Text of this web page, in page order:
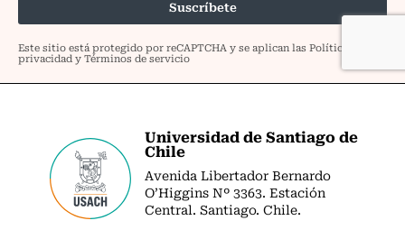
Universidad de Santiago de
Chile
Avenida Libertador Bernardo
O’Higgins Nº 3363. Estación
Central. Santiago. Chile.